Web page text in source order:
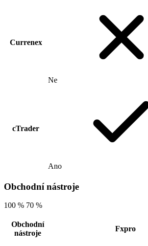
Currenex
Ne
cTrader
Ano
Obchodní nástroje
100 % 70 %
Obchodní
nástroje
Fxpro